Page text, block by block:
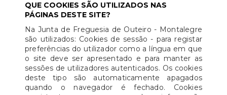
QUE COOKIES SÃO UTILIZADOS NAS
PÁGINAS DESTE SITE?
Na Junta de Freguesia de Outeiro - Montalegre
são utilizados: Cookies de sessão - para registar
preferências do utilizador como a língua em que
o site deve ser apresentado e para manter as
sessões de utilizadores autenticados. Os cookies
deste tipo são automaticamente apagados
quando o navegador é fechado. Cookies